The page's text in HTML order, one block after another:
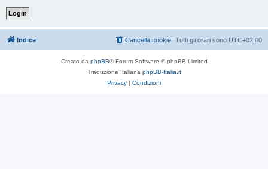
Indice Tutti gli orari sono UTC+02:00
Cancella cookie
Creato da phpBB® Forum Software © phpBB Limited
Traduzione Italiana phpBB-Italia.it
Privacy | Condizioni